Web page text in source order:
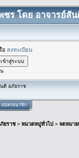
ร โดย อาจารย์สั
อ ลงทะเบียน
ติ อภัยราช
สมัครสมาชิก
ยราช> หมวดหมู่ทั่วไป > จดหมา